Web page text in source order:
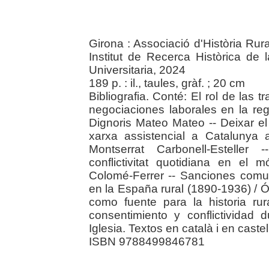
Girona : Associació d'Història
Institut de Recerca Històrica de
Universitaria, 2024
189 p. : il., taules, gràf. ; 20 cm
Bibliografia. Conté: El rol de las
negociaciones laborales en la
Dignoris Mateo Mateo -- Deixar
xarxa assistencial a Catalunya
Montserrat Carbonell-
conflictivitat quotidiana en el
Colomé-Ferrer -- Sanciones
en la España rural (1890-1936) /
como fuente para la historia
consentimiento y conflictividad
Iglesia. Textos en català i en
ISBN 9788499846781